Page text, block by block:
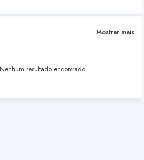
Mostrar mais
Nenhum resultado encontrado